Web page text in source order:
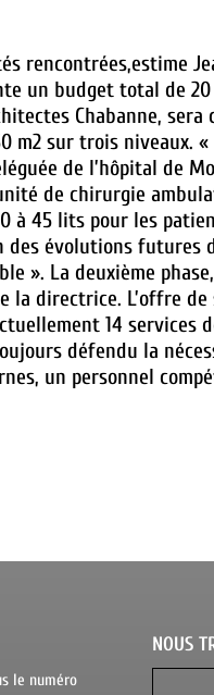
rencontrées,estime
un budget total de
Chabanne,
m2 sur trois niveaux.
de l’hôpital de
de chirurgie
à 45 lits pour les
évolutions futures
». La deuxième
la directrice. L’offre de
14 services
défendu la
un personnel
le numéro
NOUS